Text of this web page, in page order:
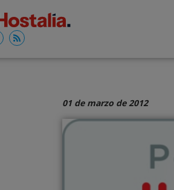
01 de marzo de 2012